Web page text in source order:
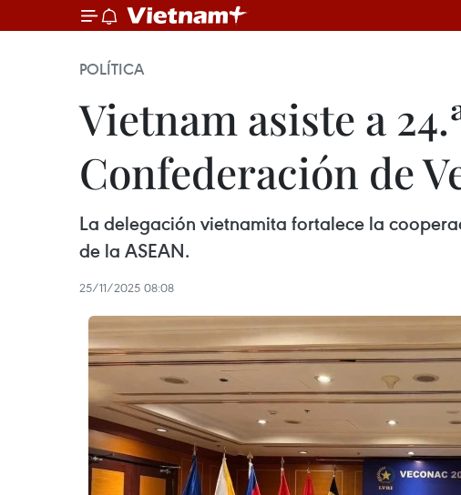
POLÍTICA
Vietnam asiste a
Confederación de
La delegación vietnamita fortalece la
de la ASEAN.
25/11/2025 08:08